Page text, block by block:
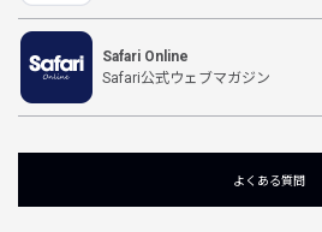
Safari Online
Safari公式ウェブマガジン
よくある質問